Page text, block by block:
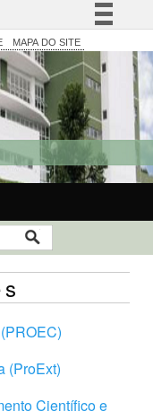
Simplifique!
Comunica BR
Participe
à informação
Legislação
Canais
MAPA DO SITE
(ProExt)
Científico e